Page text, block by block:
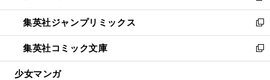
開
く
ウ
で
開
く
ン
ド
ウ
で
開
ウ
ィ
ン
ド
ウ
し
い
ウ
ィ
ン
集英社ジャンプリミックス
新
し
い
ウ
集英社コミック文庫
新
し
少女マンガ